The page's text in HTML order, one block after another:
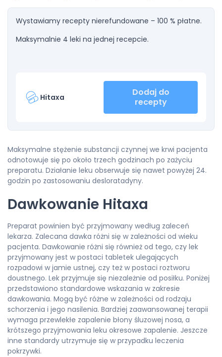
Wystawiamy recepty nierefundowane – 100 % płatne.
Maksymalnie 4 leki na jednej recepcie.
Hitaxa
Dodaj do
recepty
Maksymalne stężenie substancji czynnej we krwi pacjenta
odnotowuje się po około trzech godzinach po zażyciu
preparatu. Działanie leku obserwuje się nawet powyżej 24.
godzin po zastosowaniu desloratadyny.
Dawkowanie Hitaxa
Preparat powinien być przyjmowany według zaleceń
lekarza. Zalecana dawka różni się w zależności od wieku
pacjenta. Dawkowanie różni się również od tego, czy lek
przyjmowany jest w postaci tabletek ulegających
rozpadowi w jamie ustnej, czy też w postaci roztworu
doustnego. Lek przyjmuje się niezależnie od posiłku. Poniżej
przedstawiono standardowe wskazania w zakresie
dawkowania. Mogą być różne w zależności od rodzaju
schorzenia i jego nasilenia. Bardziej zaawansowanej terapii
wymaga przewlekłe zapalenie błony śluzowej nosa, a
krótszego przyjmowania leku okresowe zapalenie. Jeszcze
inne standardy utrzymuje się w przypadku leczenia
pokrzywki.